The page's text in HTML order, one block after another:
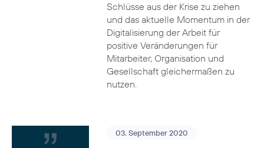
Schlüsse aus der Krise zu ziehen
und das aktuelle Momentum in der
Digitalisierung der Arbeit für
positive Veränderungen für
Mitarbeiter, Organisation und
Gesellschaft gleichermaßen zu
nutzen.
03. September 2020